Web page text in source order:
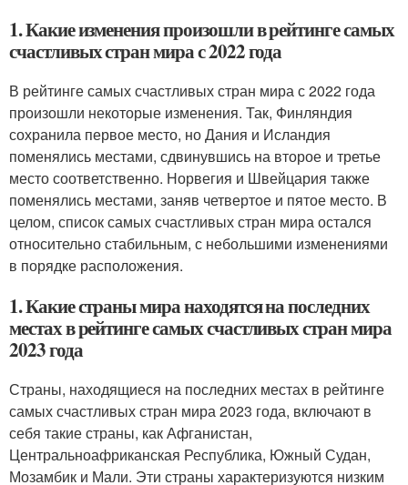
1. Какие изменения произошли в рейтинге самых
счастливых стран мира с 2022 года
В рейтинге самых счастливых стран мира с 2022 года
произошли некоторые изменения. Так, Финляндия
сохранила первое место, но Дания и Исландия
поменялись местами, сдвинувшись на второе и третье
место соответственно. Норвегия и Швейцария также
поменялись местами, заняв четвертое и пятое место. В
целом, список самых счастливых стран мира остался
относительно стабильным, с небольшими изменениями
в порядке расположения.
1. Какие страны мира находятся на последних
местах в рейтинге самых счастливых стран мира
2023 года
Страны, находящиеся на последних местах в рейтинге
самых счастливых стран мира 2023 года, включают в
себя такие страны, как Афганистан,
Центральноафриканская Республика, Южный Судан,
Мозамбик и Мали. Эти страны характеризуются низким